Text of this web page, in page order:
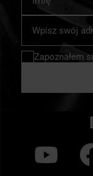
nasz
newsletter:
Zapoznałem